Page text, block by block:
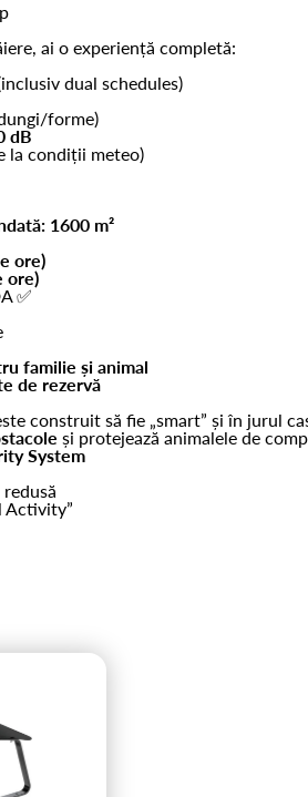
ai o experiență completă:
dual schedules)
forme)
dB
la condiții meteo)
1600 m²
ore)
ore)
✅
familie și animal
de rezervă
construit să fie „smart” și în jurul
și protejează animalele de
System
Activity”